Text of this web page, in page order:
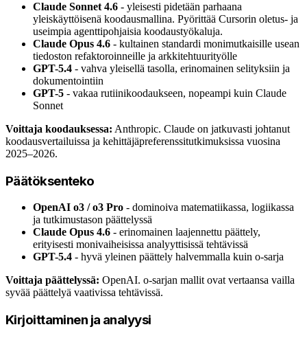
Claude Sonnet 4.6 - yleisesti pidetään parhaana
yleiskäyttöisenä koodausmallina. Pyörittää Cursorin oletus- ja
useimpia agenttipohjaisia koodaustyökaluja.
Claude Opus 4.6 - kultainen standardi monimutkaisille usean
tiedoston refaktoroinneille ja arkkitehtuurityölle
GPT-5.4 - vahva yleisellä tasolla, erinomainen selityksiin ja
dokumentointiin
GPT-5 - vakaa rutiinikoodaukseen, nopeampi kuin Claude
Sonnet
Voittaja koodauksessa: Anthropic. Claude on jatkuvasti johtanut
koodausvertailuissa ja kehittäjäpreferenssitutkimuksissa vuosina
2025–2026.
Päätöksenteko
OpenAI o3 / o3 Pro - dominoiva matematiikassa, logiikassa
ja tutkimustason päättelyssä
Claude Opus 4.6 - erinomainen laajennettu päättely,
erityisesti monivaiheisissa analyyttisissä tehtävissä
GPT-5.4 - hyvä yleinen päättely halvemmalla kuin o-sarja
Voittaja päättelyssä: OpenAI. o-sarjan mallit ovat vertaansa vailla
syvää päättelyä vaativissa tehtävissä.
Kirjoittaminen ja analyysi